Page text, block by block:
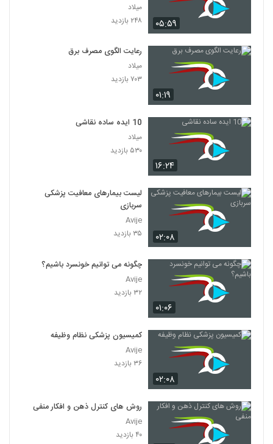
۰۵:۵۹
میلاد
۲۴۸ بازدید
۰۱:۱۹
رعایت الگوی مصرف برق
میلاد
۷۰۳ بازدید
۱۶:۲۴
10 ایده ساده نقاشی
میلاد
۵۳۰ بازدید
۰۲:۰۸
لیست بیمارهای معافیت پزشکی
سربازی
Avije
۳۵ بازدید
۰۱:۰۶
چگونه می توانیم خونسرد باشیم؟
Avije
۳۲ بازدید
۰۲:۰۸
کمیسیون پزشکی نظام وظیفه
Avije
۳۶ بازدید
روش های کنترل ذهن و افکار منفی
Avije
۴۰ بازدید